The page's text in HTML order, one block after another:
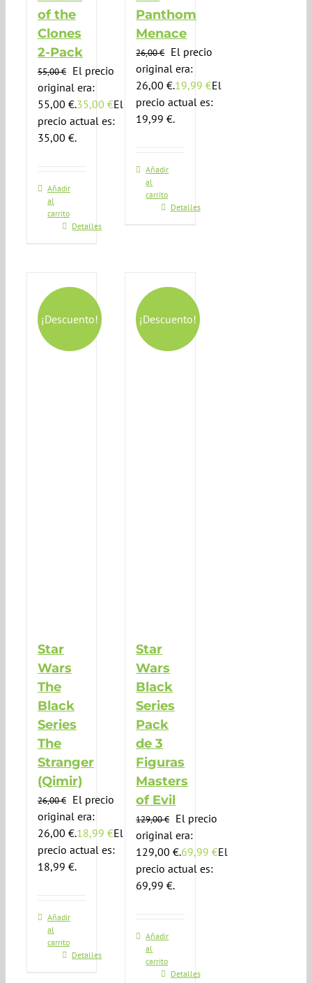
of the
Clones
2-Pack
55,00€ El precio
original era:
55,00 €.35,00 €El
precio actual es:
35,00 €.
Añadir
al
carrito
Detalles
Panthom
Menace
26,00€ El precio
original era:
26,00 €.19,99€El
precio actual es:
19,99 €.
Añadir
al
carrito
Detalles
¡Descuento!
Star
Wars
The
Black
Series
The
Stranger
(Qimir)
26,00€ El precio
original era:
26,00 €.18,99 €El
precio actual es:
18,99 €.
Añadir
al
carrito
Detalles
¡Descuento!
Star
Wars
Black
Series
Pack
de 3
Figuras
Masters
of Evil
129,00€ El precio
original era:
129,00 €.69,99€El
precio actual es:
69,99 €.
Añadir
al
carrito
Detalles